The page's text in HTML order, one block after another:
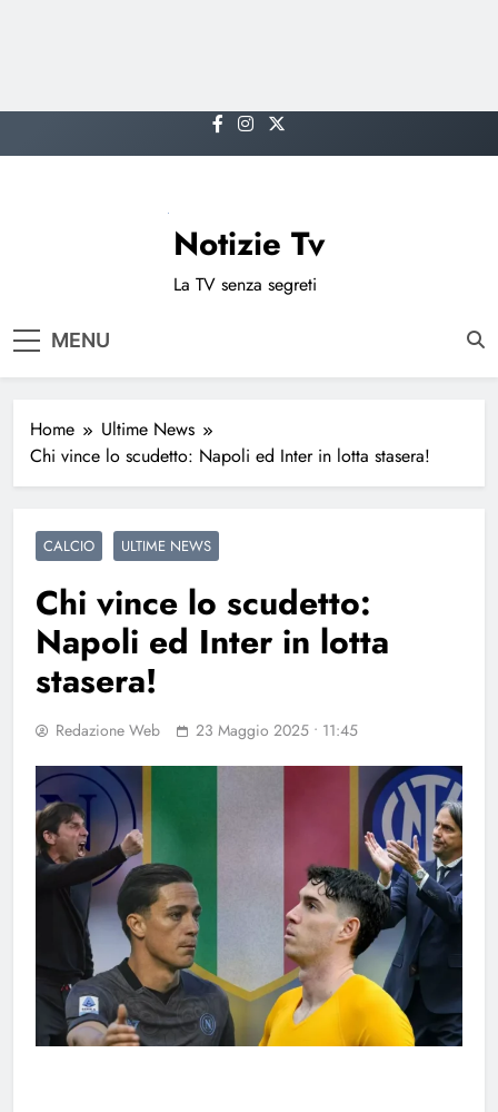
to
Notizie Tv
La TV senza segreti
MENU
Home
Ultime News
Chi vince lo scudetto: Napoli ed Inter in lotta stasera!
CALCIO ULTIME NEWS
Chi vince lo scudetto:
Napoli ed Inter in lotta
stasera!
Redazione Web 23 Maggio 2025 • 11:45